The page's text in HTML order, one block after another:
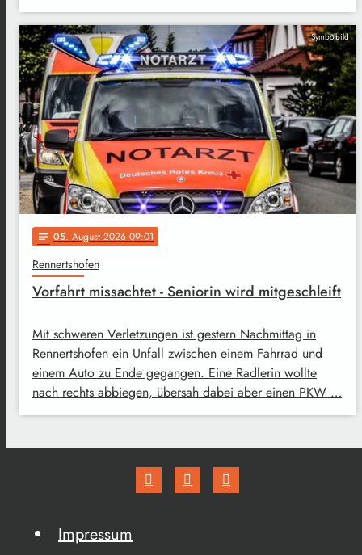
Symbolbild
notes 05. August 2026 09:01
Rennertshofen
Vorfahrt missachtet - Seniorin wird mitgeschleift
Mit schweren Verletzungen ist gestern Nachmittag in
Rennertshofen ein Unfall zwischen einem Fahrrad und
einem Auto zu Ende gegangen. Eine Radlerin wollte
nach rechts abbiegen, übersah dabei aber einen PKW …
Impressum